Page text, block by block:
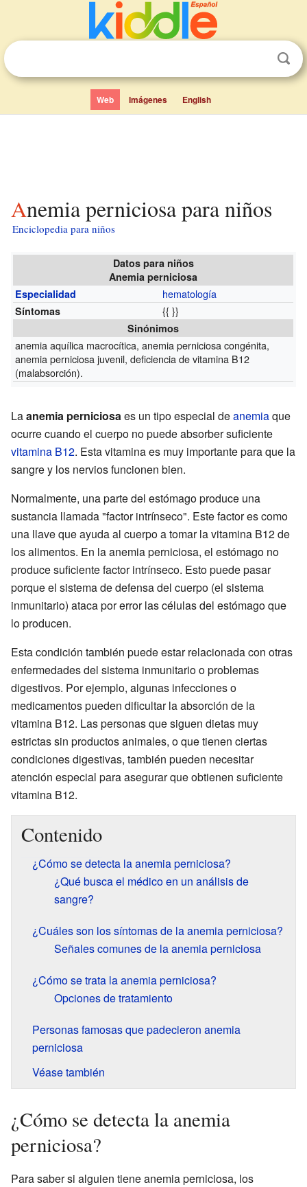
Web Imágenes English
Anemia perniciosa para niños
Enciclopedia para niños
Datos para niños
Anemia perniciosa
Especialidad
hematología
Síntomas {{ }}
Sinónimos
anemia aquílica macrocítica, anemia perniciosa congénita,
anemia perniciosa juvenil, deficiencia de vitamina B12
(malabsorción).
Laanemia perniciosaes un tipo especial deanemiaque
ocurre cuando el cuerpo no puede absorber suficiente
vitamina B12. Esta vitamina es muy importante para que la
sangre y los nervios funcionen bien.
Normalmente, una parte del estómago produce una
sustancia llamada "factor intrínseco". Este factor es como
una llave que ayuda al cuerpo a tomar la vitamina B12 de
los alimentos. En la anemia perniciosa, el estómago no
produce suficiente factor intrínseco. Esto puede pasar
porque el sistema de defensa del cuerpo (el sistema
inmunitario) ataca por error las células del estómago que
lo producen.
Esta condición también puede estar relacionada con otras
enfermedades del sistema inmunitario o problemas
digestivos. Por ejemplo, algunas infecciones o
medicamentos pueden dificultar la absorción de la
vitamina B12. Las personas que siguen dietas muy
estrictas sin productos animales, o que tienen ciertas
condiciones digestivas, también pueden necesitar
atención especial para asegurar que obtienen suficiente
vitamina B12.
Contenido
¿Cómo se detecta la anemia perniciosa?
¿Qué busca el médico en un análisis de
sangre?
¿Cuáles son los síntomas de la anemia perniciosa?
Señales comunes de la anemia perniciosa
¿Cómo se trata la anemia perniciosa?
Opciones de tratamiento
Personas famosas que padecieron anemia
perniciosa
Véase también
¿Cómo se detecta la anemia
perniciosa?
Para saber si alguien tiene anemia perniciosa, los